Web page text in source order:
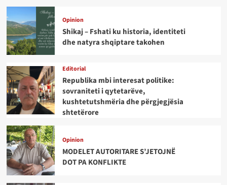
Opinion
Shikaj – Fshati ku historia, identiteti
dhe natyra shqiptare takohen
Editorial
Republika mbi interesat politike:
sovraniteti i qytetarëve,
kushtetutshmëria dhe përgjegjësia
shtetërore
Opinion
MODELET AUTORITARE S’JETOJNË
DOT PA KONFLIKTE